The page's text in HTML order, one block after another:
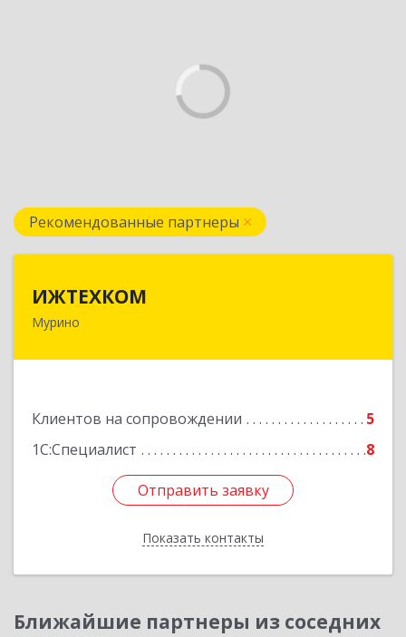
Рекомендованные партнеры
ИЖТЕХКОМ
Мурино
Клиентов на сопровождении
5
1С:Специалист
8
Отправить заявку
Показать контакты
188677, Ленинградская обл, Всеволожский р-н,
Отправить заявку
Назад
Ближайшие партнеры из соседних